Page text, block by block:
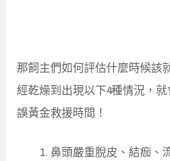
那飼主們如何評估什麼時候該
經乾燥到出現以下4種情況，
誤黃金救援時間！
鼻頭嚴重脫皮、結痂、